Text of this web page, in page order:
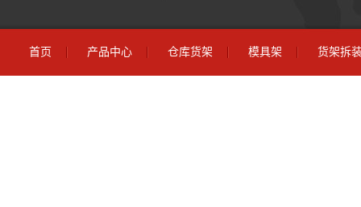
首页 产品中心 仓库货架 模具架 货架拆